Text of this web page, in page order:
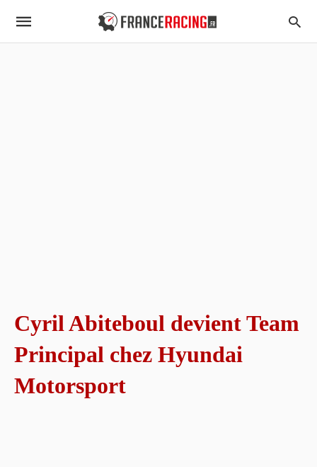
Cyril Abiteboul devient Team
Principal chez Hyundai
Motorsport